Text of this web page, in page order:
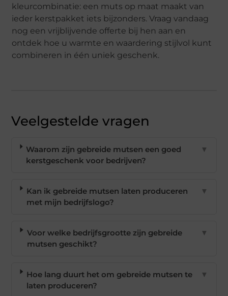
kleurcombinatie: een muts op maat maakt van
ieder kerstpakket iets bijzonders. Vraag vandaag
nog een vrijblijvende offerte bij hen aan en
ontdek hoe u warmte en waardering stijlvol kunt
combineren in één uniek geschenk.
Veelgestelde vragen
Waarom zijn gebreide mutsen een goed
kerstgeschenk voor bedrijven?
▼
Kan ik gebreide mutsen laten produceren
met mijn bedrijfslogo?
▼
Voor welke bedrijfsgrootte zijn gebreide
mutsen geschikt?
▼
Hoe lang duurt het om gebreide mutsen te
laten produceren?
▼